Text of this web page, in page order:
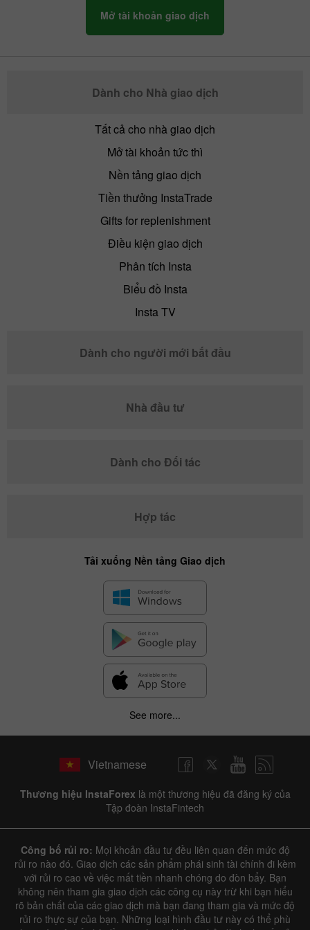
Mở tài khoản giao dịch
Dành cho Nhà giao dịch
Tất cả cho nhà giao dịch
Mở tài khoản tức thì
Nền tảng giao dịch
Tiền thưởng InstaTrade
Gifts for replenishment
Điều kiện giao dịch
Phân tích Insta
Biểu đồ Insta
Insta TV
Dành cho người mới bắt đầu
Nhà đầu tư
Dành cho Đối tác
Hợp tác
Tải xuống Nền tảng Giao dịch
See more...
Vietnamese
Thương hiệu InstaForex là một thương hiệu đã đăng ký của
Tập đoàn InstaFintech
Công bố rủi ro: Mọi khoản đầu tư đều liên quan đến mức độ
rủi ro nào đó. Giao dịch các sản phẩm phái sinh tài chính đi kèm
với rủi ro cao về việc mất tiền nhanh chóng do đòn bẩy. Bạn
không nên tham gia giao dịch các công cụ này trừ khi bạn hiểu
rõ bản chất của các giao dịch mà bạn đang tham gia và mức độ
rủi ro thực sự của bạn. Những loại hình đầu tư này có thể phù